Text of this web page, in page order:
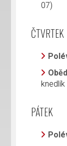
07)
ČTVRTEK
knedlík
PÁTEK